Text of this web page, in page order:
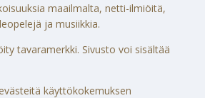
maailmalta, netti-ilmiöitä,
ja musiikkia.
tavaramerkki. Sivusto voi sisältää
käyttökokemuksen